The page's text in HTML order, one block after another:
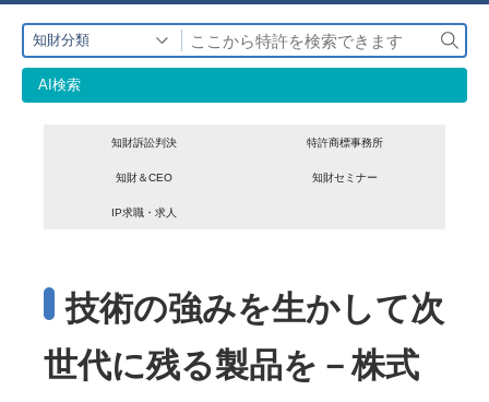
プ
知財分類
検
索
AI検索
知財訴訟判決 特許商標事務所
知財＆CEO 知財セミナー
IP求職・求人
技術の強みを生かして次
世代に残る製品を－株式